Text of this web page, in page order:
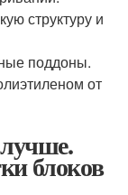
структуру и
поддоны.
от
блоков